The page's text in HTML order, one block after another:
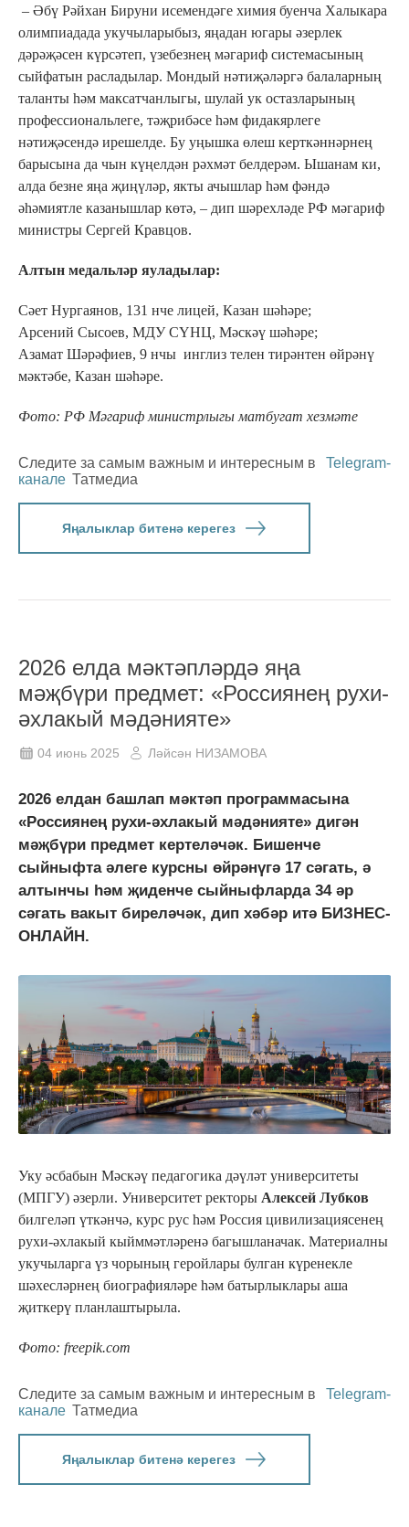
– Әбү Рәйхан Бируни исемендәге химия буенча Халыкара
олимпиадада укучыларыбыз, яңадан югары әзерлек
дәрәҗәсен күрсәтеп, үзебезнең мәгариф системасының
сыйфатын расладылар. Мондый нәтиҗәләргә балаларның
таланты һәм максатчанлыгы, шулай ук остазларының
профессиональлеге, тәҗрибәсе һәм фидакярлеге
нәтиҗәсендә ирешелде. Бу уңышка өлеш керткәннәрнең
барысына да чын күңелдән рәхмәт белдерәм. Ышанам ки,
алда безне яңа җиңүләр, якты ачышлар һәм фәндә
әһәмиятле казанышлар көтә, – дип шәрехләде РФ мәгариф
министры Сергей Кравцов.
Алтын медальләр яуладылар:
Сәет Нургаянов, 131 нче лицей, Казан шәһәре;
Арсений Сысоев, МДУ СҮНЦ, Мәскәү шәһәре;
Азамат Шәрәфиев, 9 нчы инглиз телен тирәнтен өйрәнү
мәктәбе, Казан шәһәре.
Фото: РФ Мәгариф министрлыгы матбугат хезмәте
Следите за самым важным и интересным в
Telegram-
канале Татмедиа
Яңалыклар битенә керегез
2026 елда мәктәпләрдә яңа
мәҗбүри предмет: «Россиянең рухи-
әхлакый мәдәнияте»
04 июнь 2025 Ләйсән НИЗАМОВА
2026 елдан башлап мәктәп программасына
«Россиянең рухи-әхлакый мәдәнияте» дигән
мәҗбүри предмет кертеләчәк. Бишенче
сыйныфта әлеге курсны өйрәнүгә 17 сәгать, ә
алтынчы һәм җиденче сыйныфларда 34 әр
сәгать вакыт биреләчәк, дип хәбәр итә БИЗНЕС-
ОНЛАЙН.
Уку әсбабын Мәскәү педагогика дәүләт университеты
(МПГУ) әзерли. Университет ректоры Алексей Лубков
билгеләп үткәнчә, курс рус һәм Россия цивилизациясенең
рухи-әхлакый кыйммәтләренә багышланачак. Материалны
укучыларга үз чорының геройлары булган күренекле
шәхесләрнең биографияләре һәм батырлыклары аша
җиткерү планлаштырыла.
Фото: freepik.com
Следите за самым важным и интересным в
Telegram-
канале Татмедиа
Яңалыклар битенә керегез